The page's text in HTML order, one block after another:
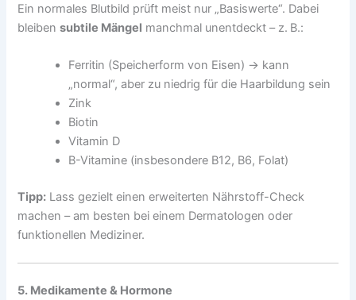
Ein normales Blutbild prüft meist nur „Basiswerte“. Dabei
bleibensubtile Mängel manchmal unentdeckt – z. B.:
Ferritin (Speicherform von Eisen) → kann
„normal“, aber zu niedrig für die Haarbildung sein
Zink
Biotin
Vitamin D
B-Vitamine (insbesondere B12, B6, Folat)
Tipp: Lass gezielt einen erweiterten Nährstoff-Check
machen – am besten bei einem Dermatologen oder
funktionellen Mediziner.
5. Medikamente & Hormone